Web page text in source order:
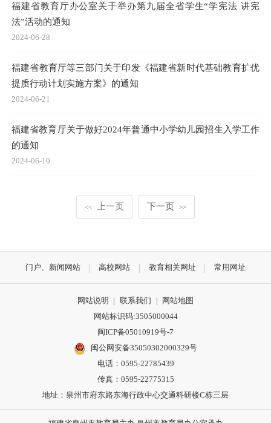
福建省教育厅办公室关于举办第九届全省学生“学宪法 讲宪
法”活动的通知
2024-06-28
福建省教育厅等三部门关于印发《福建省新时代基础教育扩优
提质行动计划实施方案》的通知
2024-06-21
福建省教育厅关于做好2024年普通中小学幼儿园招生入学工作
的通知
2024-06-10
<< 上一页 下一页 >>
门户、新闻网站 高校网站 教育相关网址 常用网址
网站说明 | 联系我们 |
网站地图
网站标识码:3505000044
闽ICP备05010919号-7
闽公网安备35050302000329号
电话：0595-22785439
传真：0595-22775315
地址：泉州市府东路东海行政中心交通科研楼C栋三层